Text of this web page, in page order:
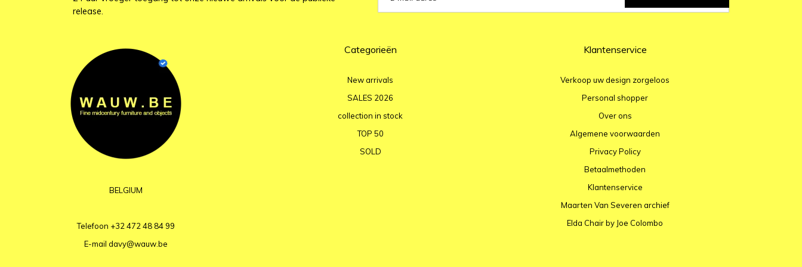
release.
BELGIUM
Telefoon +32 472 48 84 99
E-mail davy@wauw.be
Categorieën
New arrivals
SALES 2026
collection in stock
TOP 50
SOLD
Klantenservice
Verkoop uw design zorgeloos
Personal shopper
Over ons
Algemene voorwaarden
Privacy Policy
Betaalmethoden
Klantenservice
Maarten Van Severen archief
Elda Chair by Joe Colombo